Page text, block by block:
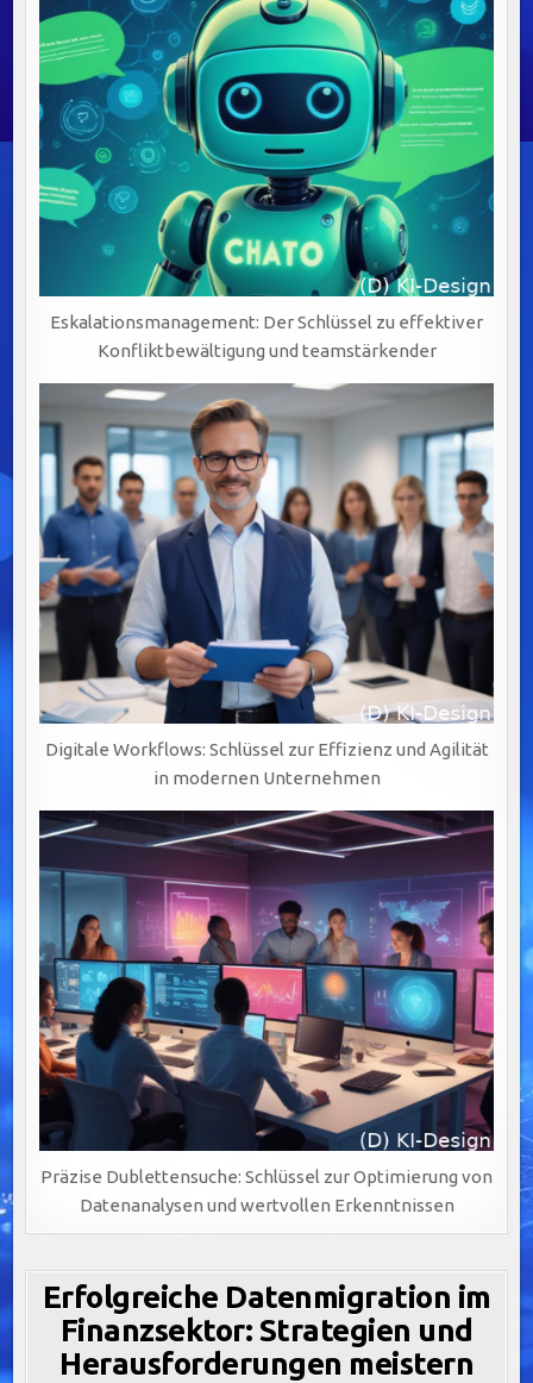
Eskalationsmanagement: Der Schlüssel zu effektiver
Konfliktbewältigung und teamstärkender
Digitale Workflows: Schlüssel zur Effizienz und Agilität
in modernen Unternehmen
Präzise Dublettensuche: Schlüssel zur Optimierung von
Datenanalysen und wertvollen Erkenntnissen
Erfolgreiche Datenmigration im
Finanzsektor: Strategien und
Herausforderungen meistern